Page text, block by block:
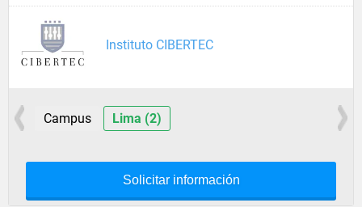
Instituto CIBERTEC
Campus Lima (2)
Solicitar información